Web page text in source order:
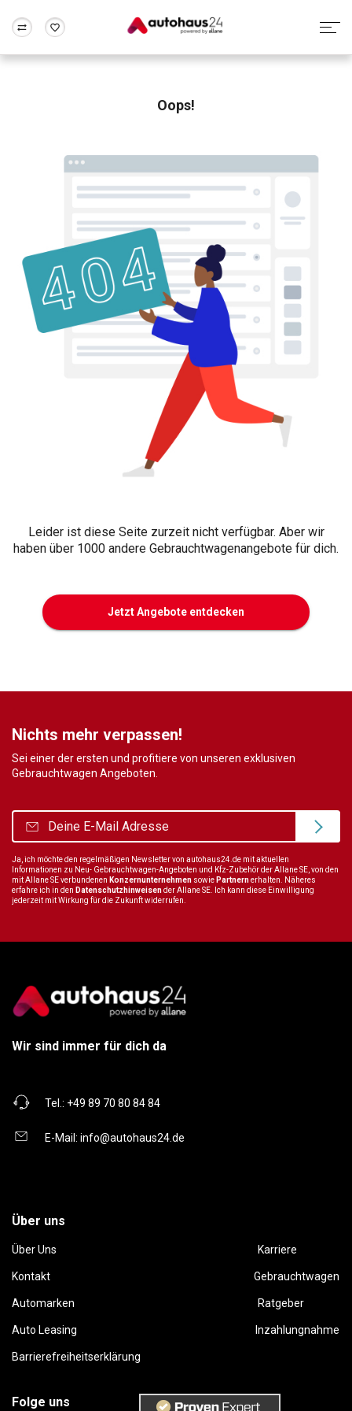
Rund um die Inzahlungnahme
Oops!
Leider ist diese Seite zurzeit nicht verfügbar. Aber wir
haben über 1000 andere Gebrauchtwagenangebote für dich.
Jetzt Angebote entdecken
Nichts mehr verpassen!
Sei einer der ersten und profitiere von unseren exklusiven
Gebrauchtwagen Angeboten.
Ja, ich möchte den regelmäßigen Newsletter von autohaus24.de mit aktuellen
Informationen zu Neu- Gebrauchtwagen-Angeboten und Kfz-Zubehör der Allane SE, von den
mit Allane SE verbundenen Konzernunternehmen sowie Partnernerhalten. Näheres
erfahre ich in den Datenschutzhinweisender Allane SE. Ich kann diese Einwilligung
jederzeit mit Wirkung für die Zukunft widerrufen.
Wir sind immer für dich da
Tel.: +49 89 70 80 84 84
E-Mail: info@autohaus24.de
Über uns
Über Uns Karriere
Kontakt Gebrauchtwagen
Automarken Ratgeber
Auto Leasing Inzahlungnahme
Barrierefreiheitserklärung
Folge uns